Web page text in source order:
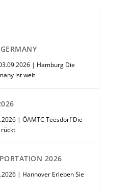
| Hamburg Die
ist weit
| ÖAMTC Teesdorf Die
2026
| Hannover Erleben Sie